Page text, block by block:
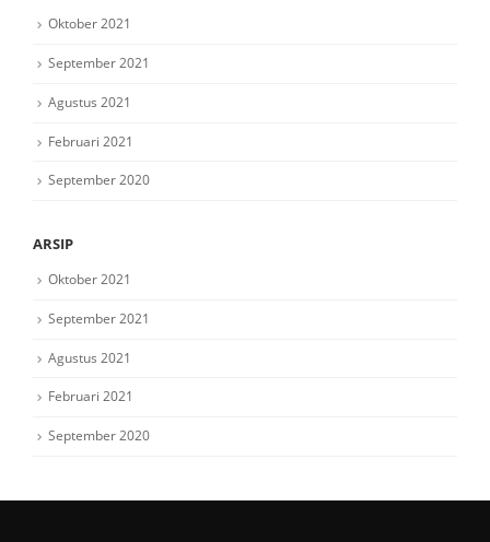
Oktober 2021
September 2021
Agustus 2021
Februari 2021
September 2020
ARSIP
Oktober 2021
September 2021
Agustus 2021
Februari 2021
September 2020